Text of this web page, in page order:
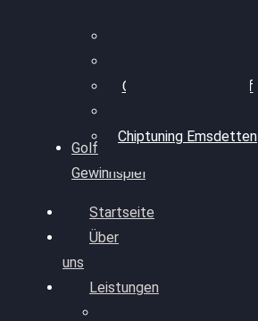
Chiptuning Schüttorf
Chiptuning Emsdetten
Golf
Gewinnspiel
Startseite
Über
uns
Leistungen